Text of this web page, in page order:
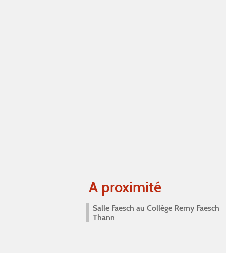
A proximité
Salle Faesch au Collège Remy Faesch
Thann